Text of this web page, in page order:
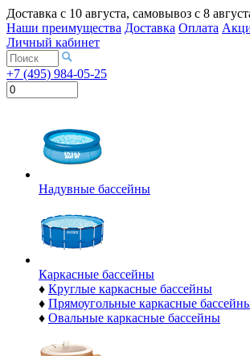
Доставка с 10 августа, самовывоз с 8
Наши преимущества Доставка Оплата
Личный кабинет
+7 (495) 984-05-25
Надувные бассейны
Каркасные бассейны
♦ Круглые каркасные бассейны
♦ Прямоугольные каркасные
♦ Овальные каркасные бассейны